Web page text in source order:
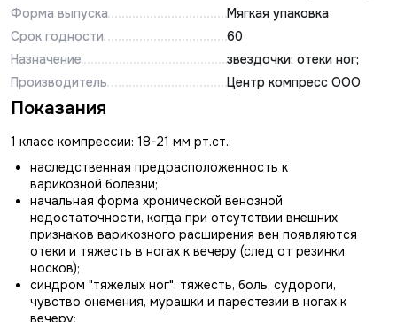
Форма выпуска
Мягкая упаковка
Срок годности
60
Назначение
звездочки; отеки ног;
Производитель
Центр компресс ООО
Показания
1 класс компрессии: 18-21 мм рт.ст.:
наследственная предрасположенность к
варикозной болезни;
начальная форма хронической венозной
недостаточности, когда при отсутствии внешних
признаков варикозного расширения вен появляются
отеки и тяжесть в ногах к вечеру (след от резинки
носков);
синдром "тяжелых ног": тяжесть, боль, судороги,
чувство онемения, мурашки и парестезии в ногах к
вечеру;